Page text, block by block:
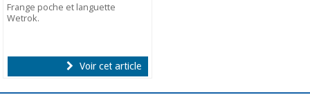
Frange poche et languette
Wetrok.
Voir cet article